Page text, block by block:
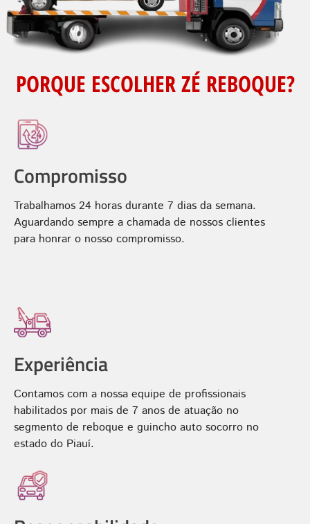
PORQUE ESCOLHER ZÉ REBOQUE?
Compromisso
Trabalhamos 24 horas durante 7 dias da semana.
Aguardando sempre a chamada de nossos clientes
para honrar o nosso compromisso.
Experiência
Contamos com a nossa equipe de profissionais
habilitados por mais de 7 anos de atuação no
segmento de reboque e guincho auto socorro no
estado do Piauí.